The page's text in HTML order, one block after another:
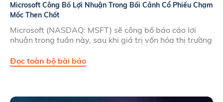
Microsoft Công Bố Lợi Nhuận Trong Bối Cảnh Cổ Phiếu Chạm
Mốc Then Chốt
Microsoft (NASDAQ: MSFT) sẽ công bố báo cáo lợi
nhuận trong tuần này, sau khi giá trị vốn hóa thị trường
Đọc toàn bộ bài báo